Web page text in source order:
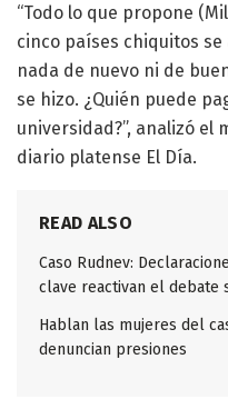
“Todo lo que propone
cinco países chiquitos
nada de nuevo ni de
se hizo. ¿Quién puede
universidad?”, analizó el
diario platense El Día.
READ ALSO
Caso Rudnev:
clave reactivan el debate
Hablan las mujeres del
denuncian presiones